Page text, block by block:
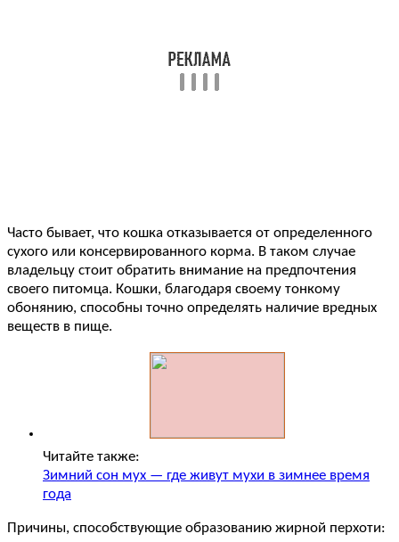
Часто бывает, что кошка отказывается от определенного
сухого или консервированного корма. В таком случае
владельцу стоит обратить внимание на предпочтения
своего питомца. Кошки, благодаря своему тонкому
обонянию, способны точно определять наличие вредных
веществ в пище.
Читайте также:
Зимний сон мух — где живут мухи в зимнее время
года
Причины, способствующие образованию жирной перхоти: